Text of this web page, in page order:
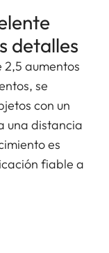
detalles
aumentos
se
con un
una distancia
es
fiable a